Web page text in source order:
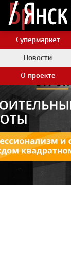
Супермаркет
Новости
О проекте